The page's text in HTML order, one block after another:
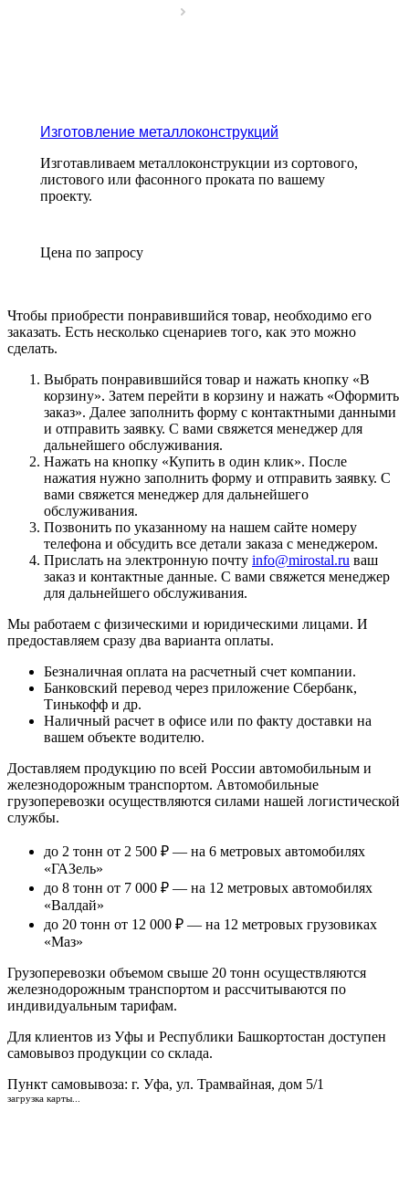
Изготовление металлоконструкций
Изготавливаем металлоконструкции из сортового,
листового или фасонного проката по вашему
проекту.
Цена по запросу
Чтобы приобрести понравившийся товар, необходимо его
заказать. Есть несколько сценариев того, как это можно
сделать.
Выбрать понравившийся товар и нажать кнопку «В
корзину». Затем перейти в корзину и нажать «Оформить
заказ». Далее заполнить форму с контактными данными
и отправить заявку. С вами свяжется менеджер для
дальнейшего обслуживания.
Нажать на кнопку «Купить в один клик». После
нажатия нужно заполнить форму и отправить заявку. С
вами свяжется менеджер для дальнейшего
обслуживания.
Позвонить по указанному на нашем сайте номеру
телефона и обсудить все детали заказа с менеджером.
Прислать на электронную почту info@mirostal.ru ваш
заказ и контактные данные. С вами свяжется менеджер
для дальнейшего обслуживания.
Мы работаем с физическими и юридическими лицами. И
предоставляем сразу два варианта оплаты.
Безналичная оплата на расчетный счет компании.
Банковский перевод через приложение Сбербанк,
Тинькофф и др.
Наличный расчет в офисе или по факту доставки на
вашем объекте водителю.
Доставляем продукцию по всей России автомобильным и
железнодорожным транспортом. Автомобильные
грузоперевозки осуществляются силами нашей логистической
службы.
до 2 тонн от 2 500 ₽ — на 6 метровых автомобилях
«ГАЗель»
до 8 тонн от 7 000 ₽ — на 12 метровых автомобилях
«Валдай»
до 20 тонн от 12 000 ₽ — на 12 метровых грузовиках
«Маз»
Грузоперевозки объемом свыше 20 тонн осуществляются
железнодорожным транспортом и рассчитываются по
индивидуальным тарифам.
Для клиентов из Уфы и Республики Башкортостан доступен
самовывоз продукции со склада.
Пункт самовывоза: г. Уфа, ул. Трамвайная, дом 5/1
загрузка карты...